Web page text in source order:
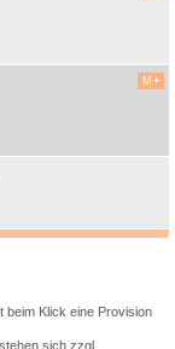
M +
beim Klick eine Provision
sich zzgl.